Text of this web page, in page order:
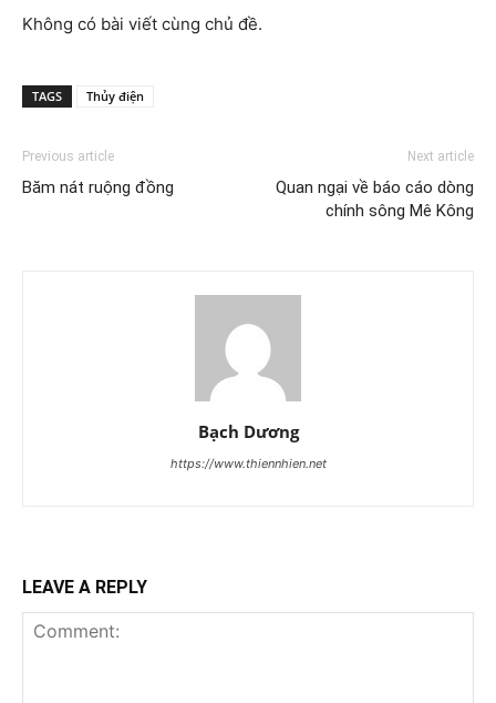
Không có bài viết cùng chủ đề.
TAGS Thủy điện
Previous article
Băm nát ruộng đồng
Next article
Quan ngại về báo cáo dòng
chính sông Mê Kông
Bạch Dương
https://www.thiennhien.net
LEAVE A REPLY